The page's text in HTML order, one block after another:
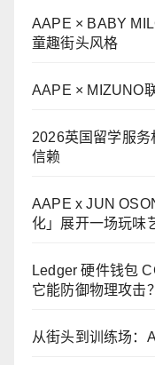
AAPE × BABY
童趣街头风格
AAPE × MIZUNO
2026英国留学服
信赖
AAPE x JUN
化」展开一场玩味
Ledger 硬件钱包
它能防御物理攻击？
从街头到训练场：